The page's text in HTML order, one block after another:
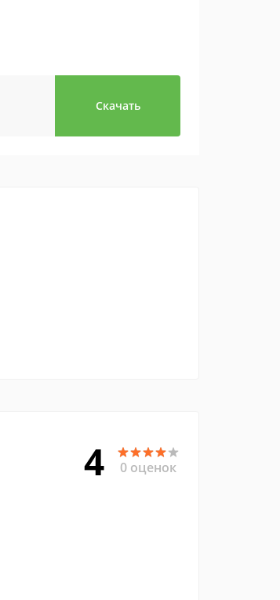
Скачать
4 0 оценок